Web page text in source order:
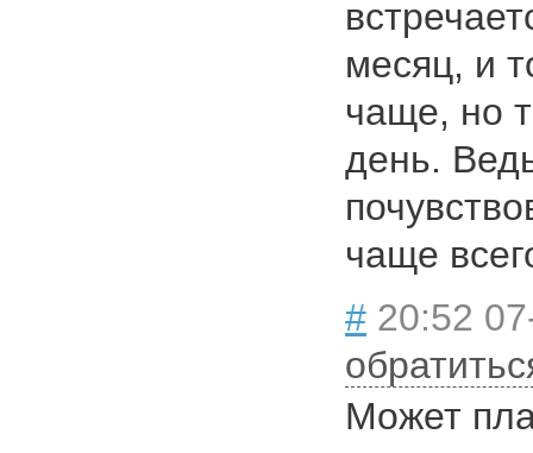
месяц, и
чаще, но
день.
чаще
# 20:52
Может